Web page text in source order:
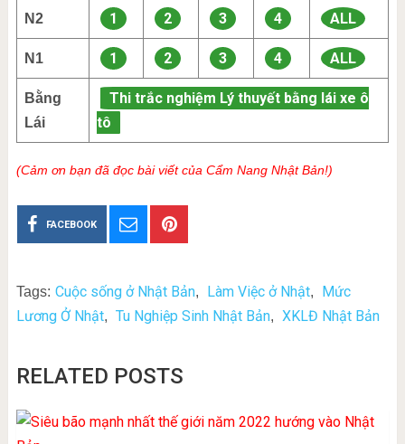
N2 1 2 3 4 ALL
N1 1 2 3 4 ALL
Bằng
Lái
Thi trắc nghiệm Lý thuyết bằng lái xe ô
tô
(Cảm ơn bạn đã đọc bài viết của Cẩm Nang Nhật Bản!)
FACEBOOK
Tags: Cuộc sống ở Nhật Bản, Làm Việc ở Nhật,
Mức
Lương Ở Nhật, Tu Nghiệp Sinh Nhật Bản, XKLĐ Nhật Bản
RELATED POSTS